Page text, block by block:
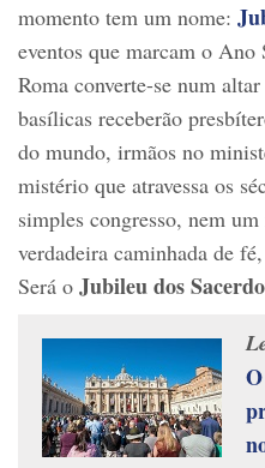
momento tem um nome:
eventos que marcam o Ano
Roma converte-se num
basílicas receberão
do mundo, irmãos no
mistério que atravessa os
simples congresso, nem
verdadeira caminhada de
Será o Jubileu dos